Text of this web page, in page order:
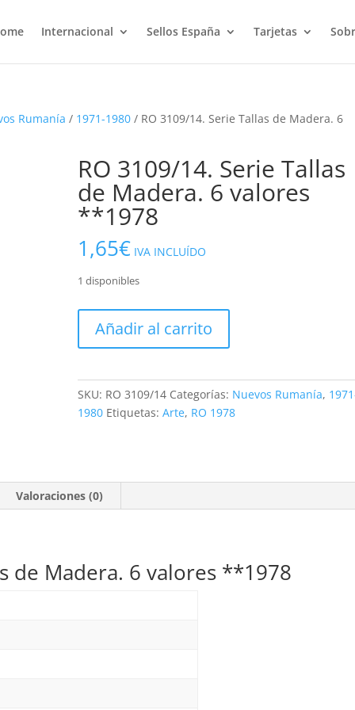
Internacional Sellos España Tarjetas
Rumanía / 1971-1980 / RO 3109/14. Serie Tallas de Madera. 6
RO 3109/14. Serie Tallas
de Madera. 6 valores
**1978
1,65€ IVA INCLUÍDO
1 disponibles
3109/14.
Serie
de
Madera.
cantidad
Añadir al carrito
SKU: RO 3109/14 Categorías: Nuevos Rumanía,
1980 Etiquetas:Arte, RO 1978
Valoraciones (0)
de Madera. 6 valores **1978